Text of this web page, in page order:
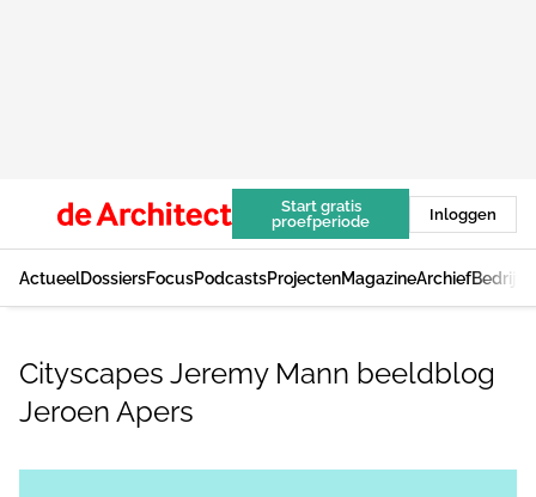
Start gratis
proefperiode
Inloggen
ActueelDossiersFocusPodcastsProjectenMagazineArchief
Cityscapes Jeremy Mann beeldblog
Jeroen Apers